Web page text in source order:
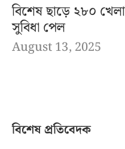
বিশেষ ছাড়ে ২৮০
সুবিধা পেল
August 13, 2025
বিশেষ প্রতিবেদক